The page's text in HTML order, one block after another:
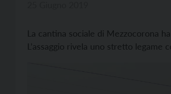
La cantina sociale di Mezzocorona
L’assaggio rivela uno stretto